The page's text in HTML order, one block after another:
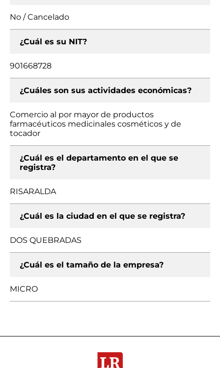
No / Cancelado
¿Cuál es su NIT?
901668728
¿Cuáles son sus actividades económicas?
Comercio al por mayor de productos
farmacéuticos medicinales cosméticos y de
tocador
¿Cuál es el departamento en el que se
registra?
RISARALDA
¿Cuál es la ciudad en el que se registra?
DOS QUEBRADAS
¿Cuál es el tamaño de la empresa?
MICRO